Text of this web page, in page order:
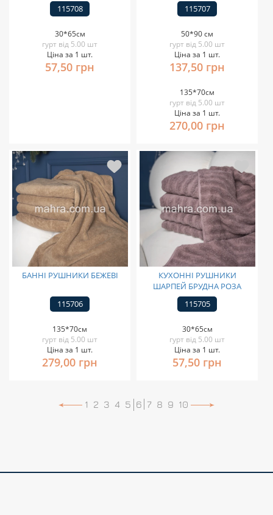
115708
30*65см
гурт від 5.00 шт
Ціна за 1 шт.
57,50 грн
115707
50*90 см
гурт від 5.00 шт
Ціна за 1 шт.
137,50 грн
135*70см
гурт від 5.00 шт
Ціна за 1 шт.
270,00 грн
БАННІ РУШНИКИ БЕЖЕВІ
115706
135*70см
гурт від 5.00 шт
Ціна за 1 шт.
279,00 грн
КУХОННІ РУШНИКИ
ШАРПЕЙ БРУДНА РОЗА
115705
30*65см
гурт від 5.00 шт
Ціна за 1 шт.
57,50 грн
1 2 3 4 5 6 7 8 9 10